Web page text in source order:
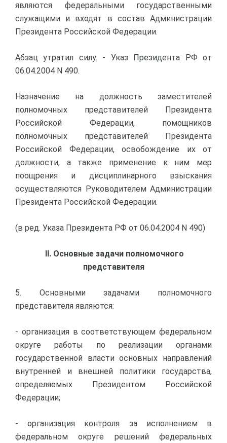
являются федеральными государственными
служащими и входят в состав Администрации
Президента Российской Федерации.
Абзац утратил силу. - Указ Президента РФ от
06.04.2004 N 490.
Назначение на должность заместителей
полномочных представителей Президента
Российской Федерации, помощников
полномочных представителей Президента
Российской Федерации, освобождение их от
должности, а также применение к ним мер
поощрения и дисциплинарного взыскания
осуществляются Руководителем Администрации
Президента Российской Федерации.
(в ред. Указа Президента РФ от 06.04.2004 N 490)
II. Основные задачи полномочного
представителя
5. Основными задачами полномочного
представителя являются:
- организация в соответствующем федеральном
округе работы по реализации органами
государственной власти основных направлений
внутренней и внешней политики государства,
определяемых Президентом Российской
Федерации;
- организация контроля за исполнением в
федеральном округе решений федеральных